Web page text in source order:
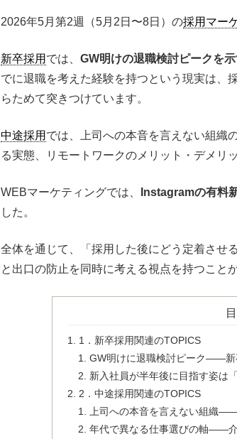
2026年5月第2週（5月2日〜8日）の採用マー
新卒採用 では、 GW明けの退職検討ピークを
でに退職を考えた経験を持つという現実は、
らためて突きつけています。
中途採用 では、上司への本音を言えない組織
る実態、リモートワークのメリット・デメリ
WEBマーケティングでは、 Instagramの有料
した。
全体を通じて、「採用した後にどう定着させ
と出口の防止を同時に考える視点を持つこと
1．新卒採用関連のTOPICS
GW明けに退職検討ピーク——新
新入社員が半年後に目指す姿は
2．中途採用関連のTOPICS
上司への本音を言えない組織
年代で異なる仕事選びの軸——